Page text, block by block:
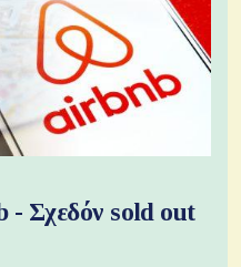
- Σχεδόν sold out